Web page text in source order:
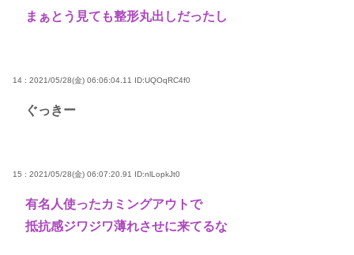
まぁとう見ても整形丸出しだったし
14 : 2021/05/28(金) 06:06:04.11 ID:UQOqRC4f0
ぐっきー
15 : 2021/05/28(金) 06:07:20.91 ID:nlLopkJt0
有名人使ったカミングアウトで
抵抗感ジワジワ薄れさせに来てるな